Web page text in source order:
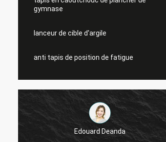
gymnase
lanceur de cible d'argile
anti tapis de position de fatigue
Edouard Deanda